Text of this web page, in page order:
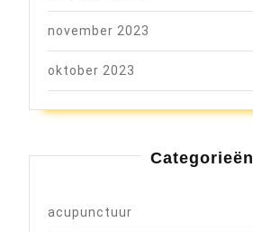
november 2023
oktober 2023
Categorieën
acupunctuur